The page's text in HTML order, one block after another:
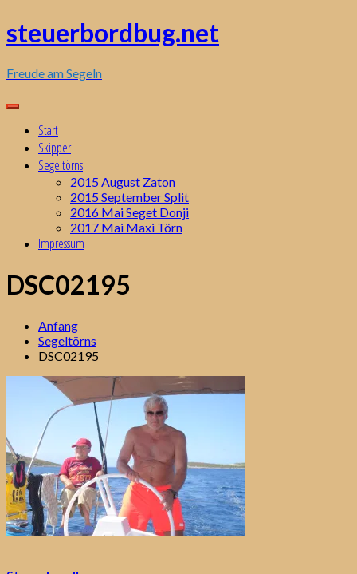
Zum
Inhalt
steuerbordbug.net
Freude am Segeln
Start
Skipper
Segeltörns
2015 August Zaton
2015 September Split
2016 Mai Seget Donji
2017 Mai Maxi Törn
Impressum
DSC02195
Anfang
Segeltörns
DSC02195